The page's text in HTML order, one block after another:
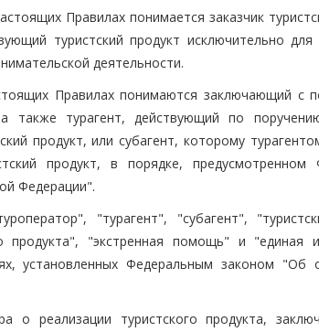
Правилах понимается заказчик
туристский продукт исключительно
деятельности.
Правилах понимаются заключающий с
а также турагент, действующий по
продукт, или субагент, которому
продукт, в порядке,
Федерации".
"турагент", "субагент",
продукта", "экстренная помощь" и "единая
установленных Федеральным законом "Об
о реализации туристского продукта,